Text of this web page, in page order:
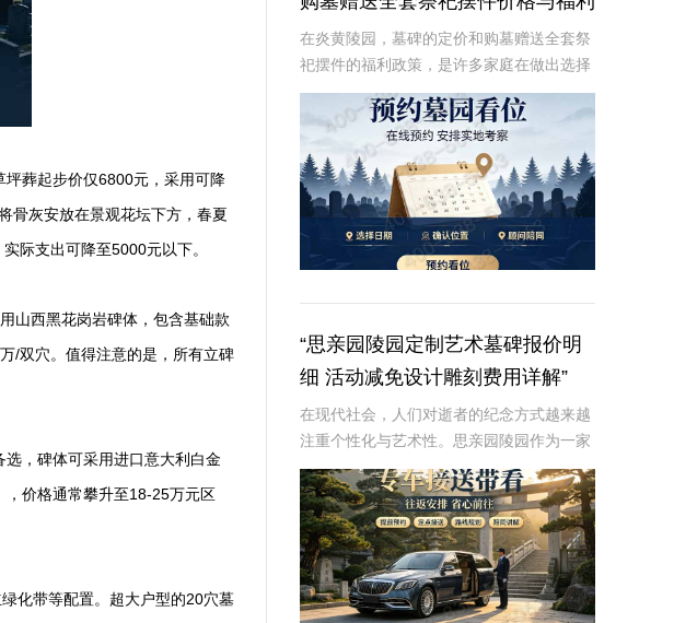
葬起步价仅6800元，采用可降
骨灰安放在景观花坛下方，春夏
际支出可降至5000元以下。
山西黑花岗岩碑体，包含基础款
/双穴。值得注意的是，所有立碑
，碑体可采用进口意大利白金
价格通常攀升至18-25万元区
化带等配置。超大户型的20穴墓
深度解析
在炎黄陵园，墓碑的定价和购墓赠送全套祭
祀摆件的福利政策，是许多家庭在做出选择
时的重要考虑因素。本文将从专业角度深入
解析这些内容，为读者提供有价值、信息丰
富的信息。☎ 炎黄陵园电话:400-838-50
“思亲园陵园定制艺术墓碑报价明
细 活动减免设计雕刻费用详解”
在现代社会，人们对逝者的纪念方式越来越
注重个性化与艺术性。思亲园陵园作为一家
专业的陵园服务提供商，推出了定制艺术墓
碑服务，以满足客户对逝者的特殊纪念需
求。本文将详细介绍思亲园陵园定制艺术墓
碑的报价明细